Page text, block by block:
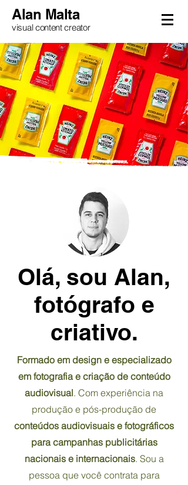
Alan Malta
visual content creator
Olá, sou Alan,
fotógrafo e
criativo.
Formado em design e especializado
em fotografia e criação de conteúdo
audiovisual. Com experiência na
produção e pós-produção de
conteúdos audiovisuais e fotográficos
para campanhas publicitárias
nacionais e internacionais. Sou a
pessoa que você contrata para